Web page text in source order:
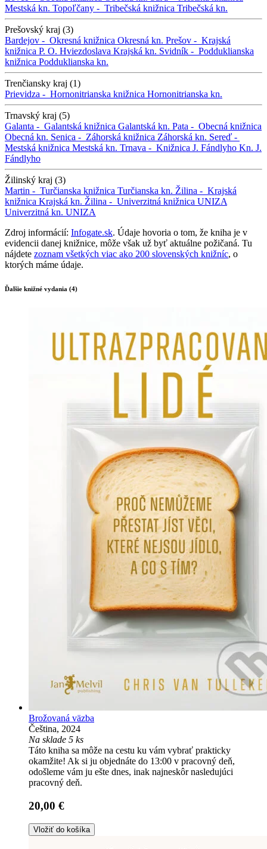
Mestská kn. Topoľčany - Tribečská knižnica Tribečská kn.
Prešovský kraj (3)
Bardejov - Okresná knižnica Okresná kn. Prešov - Krajská
knižnica P. O. Hviezdoslava Krajská kn. Svidník - Podduklianska
knižnica Podduklianska kn.
Trenčiansky kraj (1)
Prievidza - Hornonitrianska knižnica Hornonitrianska kn.
Trnavský kraj (5)
Galanta - Galantská knižnica Galantská kn. Pata - Obecná knižnica
Obecná kn. Senica - Záhorská knižnica Záhorská kn. Sereď -
Mestská knižnica Mestská kn. Trnava - Knižnica J. Fándlyho Kn. J.
Fándlyho
Žilinský kraj (3)
Martin - Turčianska knižnica Turčianska kn. Žilina - Krajská
knižnica Krajská kn. Žilina - Univerzitná knižnica UNIZA
Univerzitná kn. UNIZA
Zdroj informácií: Infogate.sk. Údaje hovoria o tom, že kniha je v
evidencii danej knižnice, môže však už byť aktuálne požičaná. Tu
nájdete zoznam všetkých viac ako 200 slovenských knižníc, o
ktorých máme údaje.
Ďalšie knižné vydania (4)
Brožovaná väzba
Čeština, 2024
Na sklade 5 ks
Táto kniha sa môže na cestu ku vám vybrať prakticky
okamžite! Ak si ju objednáte do 13:00 v pracovný deň,
odošleme vám ju ešte dnes, inak najneskôr nasledujúci
pracovný deň.
20,00 €
Vložiť do košíka